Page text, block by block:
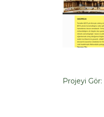
Projeyi Gör: